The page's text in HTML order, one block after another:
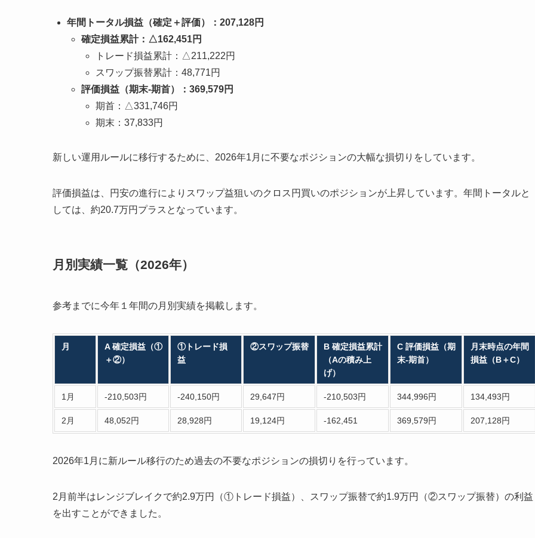
年間トータル損益（確定＋評価）：207,128円
確定損益累計：△162,451円
トレード損益累計：△211,222円
スワップ振替累計：48,771円
評価損益（期末-期首）：369,579円
期首：△331,746円
期末：37,833円
新しい運用ルールに移行するために、2026年1月に不要なポジションの大幅な損切りをしています。
評価損益は、円安の進行によりスワップ益狙いのクロス円買いのポジションが上昇しています。年間トータルと
しては、約20.7万円プラスとなっています。
月別実績一覧（2026年）
参考までに今年１年間の月別実績を掲載します。
月
A 確定損益（①
＋②）
①トレード損
益
②スワップ振替
B 確定損益累計
（Aの積み上
げ）
C 評価損益（期
末-期首）
月末時点の年間
損益（B＋C）
1月 -210,503円 -240,150円 29,647円 -210,503円 344,996円 134,493円
2月 48,052円 28,928円 19,124円 -162,451 369,579円 207,128円
2026年1月に新ルール移行のため過去の不要なポジションの損切りを行っています。
2月前半はレンジブレイクで約2.9万円（①トレード損益）、スワップ振替で約1.9万円（②スワップ振替）の利益
を出すことができました。